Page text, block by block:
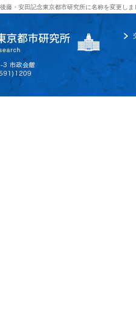
藤・安田記念東京都市研究所に名称を変更しま